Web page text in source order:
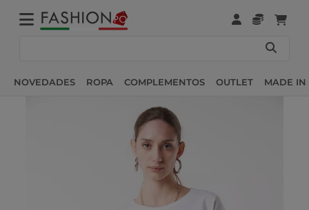
NOVEDADES ROPA COMPLEMENTOS OUTLET MADE IN